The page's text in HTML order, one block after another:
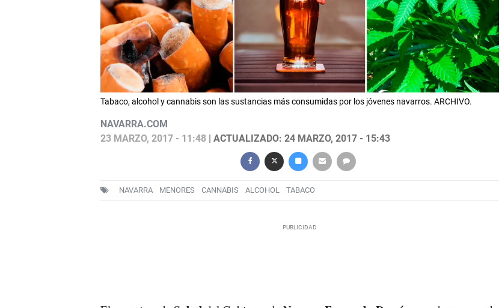
Tabaco, alcohol y cannabis son las sustancias más consumidas por los jóvenes navarros. ARCHIVO.
NAVARRA.COM
23 MARZO, 2017 - 11:48| ACTUALIZADO: 24 MARZO, 2017 - 15:43
NAVARRA MENORES CANNABIS ALCOHOL TABACO